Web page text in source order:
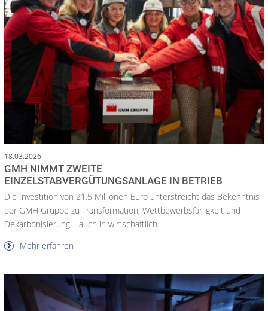
18.03.2026
GMH NIMMT ZWEITE
EINZELSTABVERGÜTUNGSANLAGE IN BETRIEB
Die Investition von 21,5 Millionen Euro unterstreicht das Bekenntnis
der GMH Gruppe zu Transformation, Wettbewerbsfähigkeit und
Dekarbonisierung – auch in wirtschaftlich...
Mehr erfahren